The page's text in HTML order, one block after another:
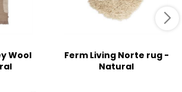
Wool
Ferm Living Norte rug -
Natural